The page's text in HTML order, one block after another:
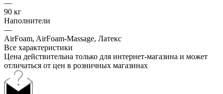
—
90 кг
Наполнители
—
AirFoam, AirFoam-Massage, Латекс
Все характеристики
Цена действительна только для интернет-магазина и может
отличаться от цен в розничных магазинах